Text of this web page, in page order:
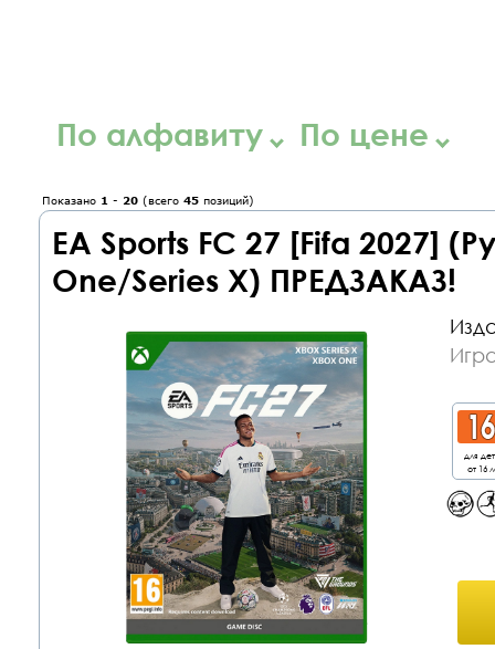
По алфавиту По цене
Показано 1 - 20 (всего 45 позиций)
EA Sports FC 27 [Fifa 2027]
One/Series X) ПРЕДЗАКАЗ!
для
от 16